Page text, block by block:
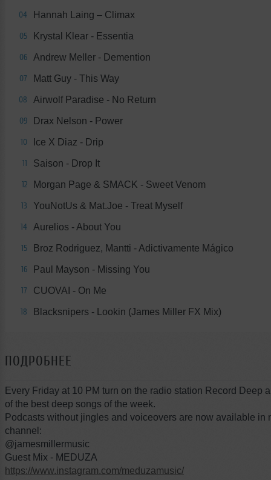
04 Hannah Laing – Climax
05 Krystal Klear - Essentia
06 Andrew Meller - Demention
07 Matt Guy - This Way
08 Airwolf Paradise - No Return
09 Drax Nelson - Power
10 Ice X Diaz - Drip
11 Saison - Drop It
12 Morgan Page & SMACK - Sweet Venom
13 YouNotUs & Mat.Joe - Treat Myself
14 Aurelios - About You
15 Broz Rodriguez, Mantti - Adictivamente Mágico
16 Paul Mayson - Missing You
17 CUOVAI - On Me
18 Blacksnipers - Lookin (James Miller FX Mix)
ПОДРОБНЕЕ
Every Friday at 10 PM turn on the radio station Record Deep
of the best deep songs of the week.
Podcasts without jingles and voiceovers are now available in
channel:
@jamesmillermusic
Guest Mix - MEDUZA
https://www.instagram.com/meduzamusic/